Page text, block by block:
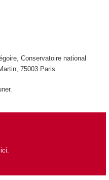
Conservatoire national
75003 Paris
ici.